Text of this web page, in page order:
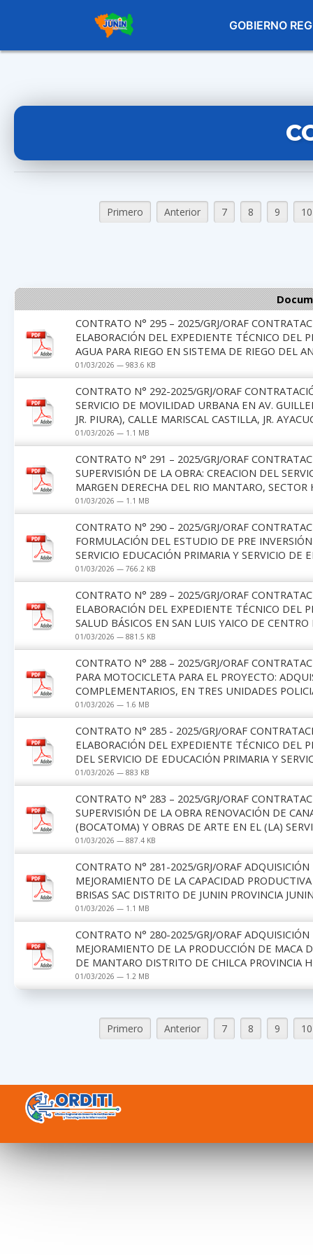
GOBIERNO
Primero Anterior 7 8 9 10
CONTRATO N° 295 – 2025/GRJ/ORAF
ELABORACIÓN DEL EXPEDIENTE TÉCNICO DEL
AGUA PARA RIEGO EN SISTEMA DE RIEGO DEL
01/03/2026 — 983.6 KB
CONTRATO N° 292-2025/GRJ/ORAF
SERVICIO DE MOVILIDAD URBANA EN AV.
JR. PIURA), CALLE MARISCAL CASTILLA, JR.
01/03/2026 — 1.1 MB
CONTRATO N° 291 – 2025/GRJ/ORAF
SUPERVISIÓN DE LA OBRA: CREACION DEL
MARGEN DERECHA DEL RIO MANTARO,
01/03/2026 — 1.1 MB
CONTRATO N° 290 – 2025/GRJ/ORAF
FORMULACIÓN DEL ESTUDIO DE PRE
SERVICIO EDUCACIÓN PRIMARIA Y SERVICIO DE
01/03/2026 — 766.2 KB
CONTRATO N° 289 – 2025/GRJ/ORAF
ELABORACIÓN DEL EXPEDIENTE TÉCNICO DEL
SALUD BÁSICOS EN SAN LUIS YAICO DE
01/03/2026 — 881.5 KB
CONTRATO N° 288 – 2025/GRJ/ORAF
PARA MOTOCICLETA PARA EL PROYECTO:
COMPLEMENTARIOS, EN TRES UNIDADES
01/03/2026 — 1.6 MB
CONTRATO N° 285 - 2025/GRJ/ORAF
ELABORACIÓN DEL EXPEDIENTE TÉCNICO DEL
DEL SERVICIO DE EDUCACIÓN PRIMARIA Y
01/03/2026 — 883 KB
CONTRATO N° 283 – 2025/GRJ/ORAF
SUPERVISIÓN DE LA OBRA RENOVACIÓN DE
(BOCATOMA) Y OBRAS DE ARTE EN EL (LA)
01/03/2026 — 887.4 KB
CONTRATO N° 281-2025/GRJ/ORAF
MEJORAMIENTO DE LA CAPACIDAD
BRISAS SAC DISTRITO DE JUNIN PROVINCIA
01/03/2026 — 1.1 MB
CONTRATO N° 280-2025/GRJ/ORAF
MEJORAMIENTO DE LA PRODUCCIÓN DE MACA
DE MANTARO DISTRITO DE CHILCA PROVINCIA
01/03/2026 — 1.2 MB
Primero Anterior 7 8 9 10